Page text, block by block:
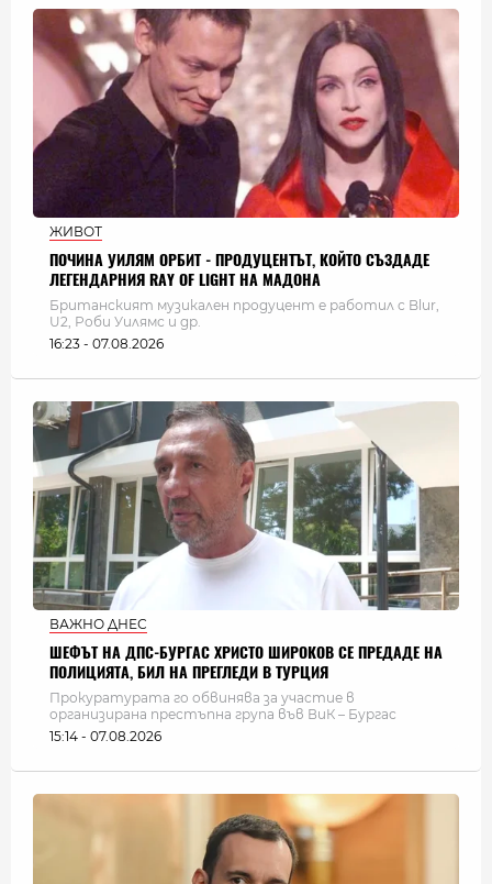
ЖИВОТ
ПОЧИНА УИЛЯМ ОРБИТ - ПРОДУЦЕНТЪТ, КОЙТО СЪЗДАДЕ
ЛЕГЕНДАРНИЯ RAY OF LIGHT НА МАДОНА
Британският музикален продуцент е работил с Blur,
U2, Роби Уилямс и др.
16:23 - 07.08.2026
ВАЖНО ДНЕС
ШЕФЪТ НА ДПС-БУРГАС ХРИСТО ШИРОКОВ СЕ ПРЕДАДЕ НА
ПОЛИЦИЯТА, БИЛ НА ПРЕГЛЕДИ В ТУРЦИЯ
Прокуратурата го обвинява за участие в
организирана престъпна група във ВиК – Бургас
15:14 - 07.08.2026